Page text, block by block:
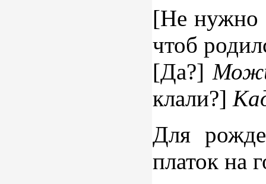
[Не нужно
чтоб
[Да?]
клали?]
Для
платок на